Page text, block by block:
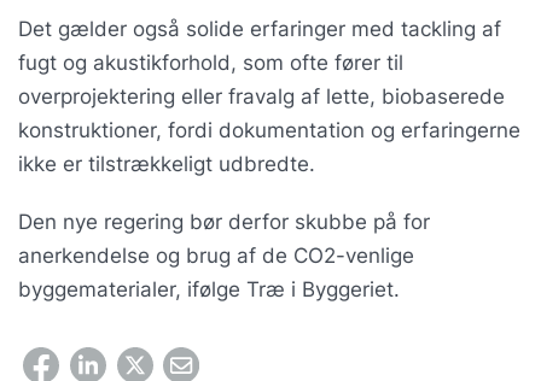
Det gælder også solide erfaringer med tackling af
fugt og akustikforhold, som ofte fører til
overprojektering eller fravalg af lette, biobaserede
konstruktioner, fordi dokumentation og erfaringerne
ikke er tilstrækkeligt udbredte.
Den nye regering bør derfor skubbe på for
anerkendelse og brug af de CO2-venlige
byggematerialer, ifølge Træ i Byggeriet.